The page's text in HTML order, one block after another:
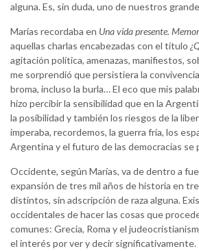
alguna. Es, sin duda, uno de nuestros
Marías recordaba en Una vida presente.
aquellas charlas encabezadas con el título
agitación política, amenazas, manifiestos,
me sorprendió que persistiera la
broma, incluso la burla… El eco que mis
hizo percibir la sensibilidad que en la
la posibilidad y también los riesgos de la
imperaba, recordemos, la guerra fría, los
Argentina y el futuro de las democracias se
Occidente, según Marías, va de dentro a
expansión de tres mil años de historia en
distintos, sin adscripción de raza alguna.
occidentales de hacer las cosas que
comunes: Grecia, Roma y el
el interés por ver y decir significativamente.